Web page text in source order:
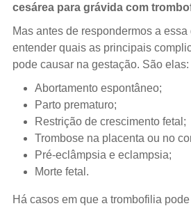
cesárea para grávida com
Mas antes de respondermos a
entender quais as principais
pode causar na gestação. São elas:
Abortamento espontâneo;
Parto prematuro;
Restrição de crescimento fetal;
Trombose na placenta ou no
Pré-eclâmpsia e eclampsia;
Morte fetal.
Há casos em que a trombofilia